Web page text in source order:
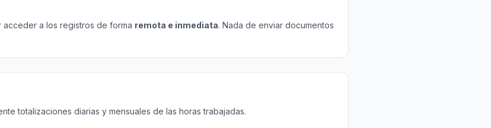
a los registros de forma remota e inmediata. Nada de enviar documentos
totalizaciones diarias y mensuales de las horas trabajadas.